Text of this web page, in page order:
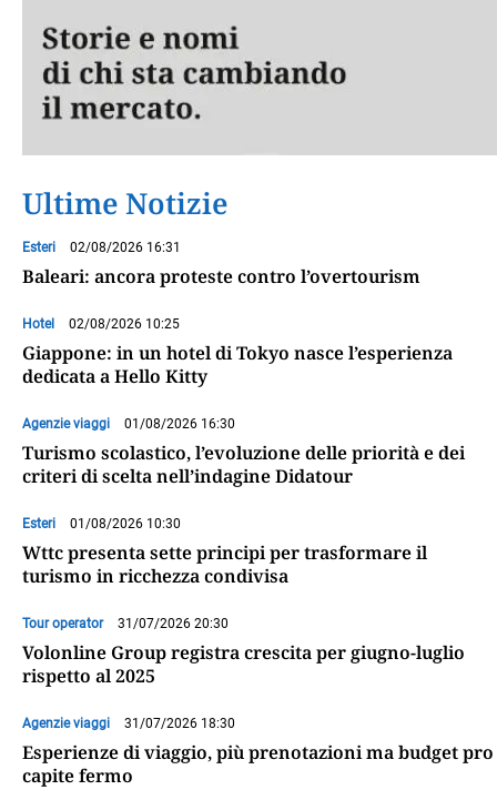
Ultime Notizie
Esteri 02/08/2026 16:31
Baleari: ancora proteste contro l’overtourism
Hotel 02/08/2026 10:25
Giappone: in un hotel di Tokyo nasce l’esperienza
dedicata a Hello Kitty
Agenzie viaggi 01/08/2026 16:30
Turismo scolastico, l’evoluzione delle priorità e dei
criteri di scelta nell’indagine Didatour
Esteri 01/08/2026 10:30
Wttc presenta sette principi per trasformare il
turismo in ricchezza condivisa
Tour operator 31/07/2026 20:30
Volonline Group registra crescita per giugno-luglio
rispetto al 2025
Agenzie viaggi 31/07/2026 18:30
Esperienze di viaggio, più prenotazioni ma budget pro
capite fermo